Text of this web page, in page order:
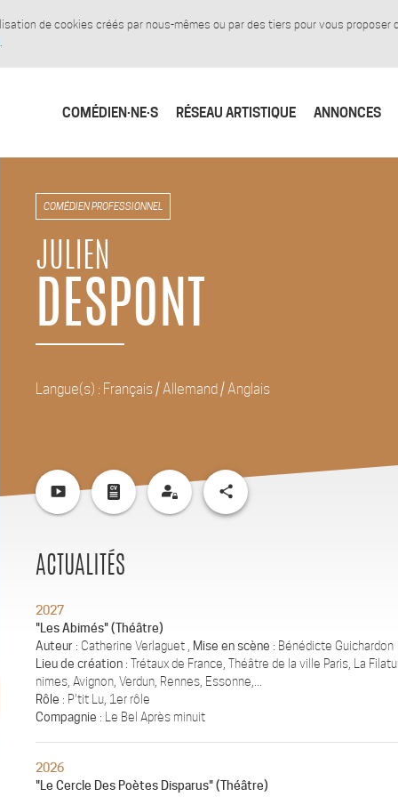
de cookies créés par nous-mêmes ou par des tiers pour vous proposer
.
COMÉDIEN·NE·S RÉSEAU ARTISTIQUE ANNONCES
COMÉDIEN PROFESSIONNEL
JULIEN
DESPONT
Langue(s) : Français / Allemand / Anglais
smart_display share
ACTUALITÉS
2027
"Les Abimés" (Théâtre)
Auteur : Catherine Verlaguet , Mise en scène : Bénédicte Guichardon
Lieu de création : Trétaux de France, Théâtre de la ville Paris, La
nimes, Avignon, Verdun, Rennes, Essonne,...
Rôle : P'tit Lu, 1er rôle
Compagnie : Le Bel Après minuit
2026
"Le Cercle Des Poètes Disparus" (Théâtre)